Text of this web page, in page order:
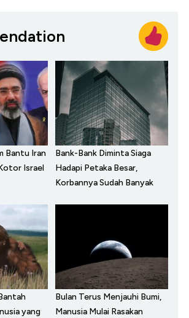
Bantu Iran
Israel
Bank-Bank Diminta Siaga
Hadapi Petaka Besar,
Korbannya Sudah Banyak
yang
Bulan Terus Menjauhi Bumi,
Manusia Mulai Rasakan